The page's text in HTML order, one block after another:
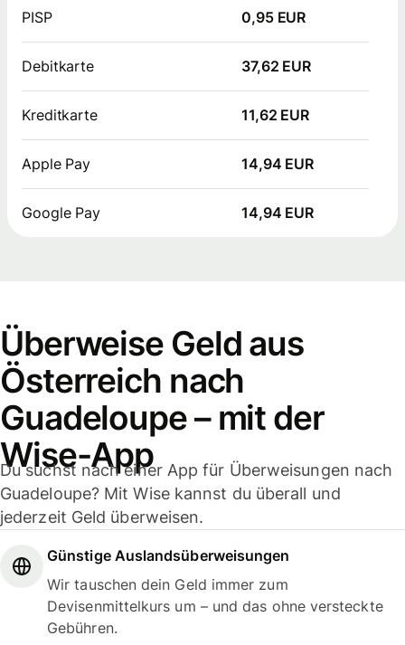
PISP 0,95 EUR
Debitkarte 37,62 EUR
Kreditkarte 11,62 EUR
Apple Pay 14,94 EUR
Google Pay 14,94 EUR
Überweise Geld aus
Österreich nach
Guadeloupe – mit der
Wise-App
Du suchst nach einer App für Überweisungen nach
Guadeloupe? Mit Wise kannst du überall und
jederzeit Geld überweisen.
Günstige Auslandsüberweisungen
Wir tauschen dein Geld immer zum
Devisenmittelkurs um – und das ohne versteckte
Gebühren.